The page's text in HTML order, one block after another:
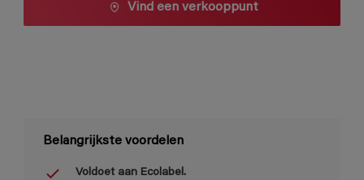
Vind een verkooppunt
Belangrijkste voordelen
Voldoet aan Ecolabel.